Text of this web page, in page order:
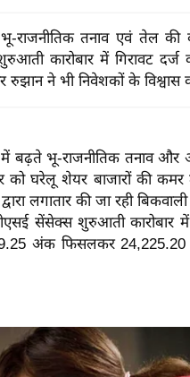
भू-राजनीतिक तनाव एवं तेल
कारोबार में गिरावट
रुझान ने भी निवेशकों के
बढ़ते भू-राजनीतिक तनाव और
को घरेलू शेयर बाजारों की कमर
लगातार की जा रही
सेंसेक्स शुरुआती
अंक फिसलकर